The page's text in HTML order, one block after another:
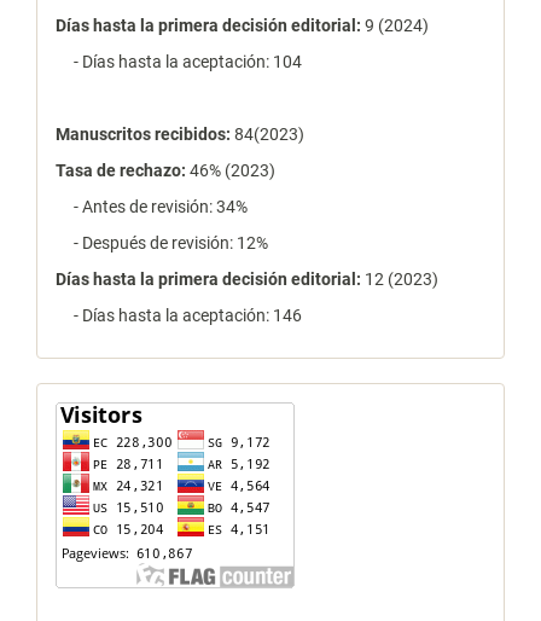
Días hasta la primera decisión editorial: 9 (2024)
- Días hasta la aceptación: 104
Manuscritos recibidos: 84(2023)
Tasa de rechazo: 46% (2023)
- Antes de revisión: 34%
- Después de revisión: 12%
Días hasta la primera decisión editorial: 12 (2023)
- Días hasta la aceptación: 146
contador